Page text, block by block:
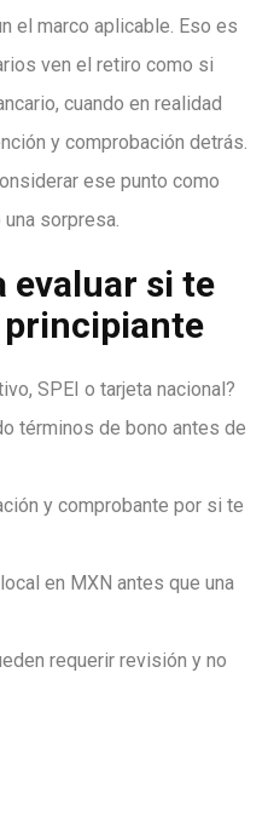
el marco aplicable. Eso es
ven el retiro como si
cuando en realidad
y comprobación detrás.
ese punto como
sorpresa.
evaluar si te
SPEI o tarjeta nacional?
términos de bono antes de
y comprobante por si te
en MXN antes que una
requerir revisión y no